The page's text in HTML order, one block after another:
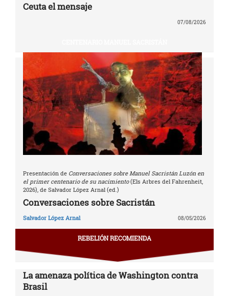
Ceuta el mensaje
07/08/2026
Presentación de Conversaciones sobre Manuel Sacristán Luzón en
el primer centenario de su nacimiento(Els Arbres del Fahrenheit,
2026), de Salvador López Arnal (ed.)
Conversaciones sobre Sacristán
Salvador López Arnal 08/05/2026
REBELIÓN RECOMIENDA
La amenaza política de Washington contra
Brasil